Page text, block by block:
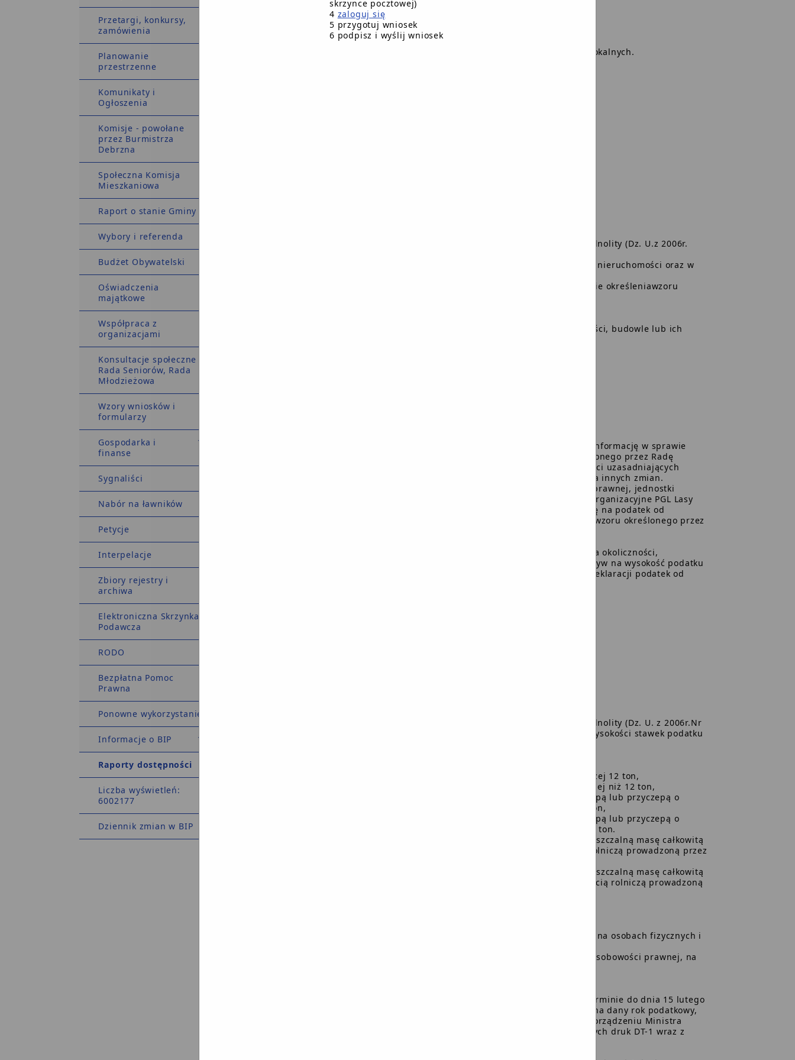
Przetargi, konkursy,
zamówienia
Planowanie
przestrzenne
Komunikaty i
Ogłoszenia
Komisje - powołane
przez Burmistrza
Debrzna
Społeczna Komisja
Mieszkaniowa
Raport o stanie Gminy
Wybory i referenda
Budżet Obywatelski
Oświadczenia
majątkowe
Współpraca z
organizacjami
Konsultacje społeczne
Rada Seniorów, Rada
Młodzieżowa
Wzory wniosków i
formularzy
Gospodarka i
finanse
Sygnaliści
Nabór na ławników
Petycje
Interpelacje
Zbiory rejestry i
archiwa
Elektroniczna Skrzynka
Podawcza
RODO
Bezpłatna Pomoc
Prawna
Ponowne wykorzystanie
Informacje o BIP
Raporty dostępności
Liczba wyświetleń:
6002177
Dziennik zmian w BIP
Insp.ds. wymiaru podatków i opłat lokalnych
pokój nr 23 I-sze piętro
tel. 059 83 35 366 wew.31
Główne sprawy z zakresu opodatkowania nieruchomości oraz innych opłat lokalnych.
Ustawa z dnia 12 stycznia 1991r. o podatkach i opłatach lokalnych - tekst jednolity (Dz. U.z 2006r.
Uchwała Rady Miejskiej w Debrznie w sprawie wysokości stawek podatku od nieruchomości oraz w
Uchwała Rady Miejskiej w Debrznie Nr XLII/262/2005 z 25.11.2005r. w sprawie określeniawzoru
nieruchomości lub obiekty budowlane takie jak: grunty, budynki lub ich części, budowle lub ich
są obowiązane złożyć właściwemu organowi podatkowemu informację w sprawie
podatku od nieruchomości, porządzoną na formularzu według wzoru określonego przez Radę
Miejską w drodze uchwały w terminie 14 dni od dnia wystąpienia okoliczności uzasadniających
powstanie albo wygaśnięcie obowiązku podatkowego lub od dnia zaistnienia innych zmian.
, jednostki organizacyjne oraz spółki nie mające osobowości prawnej, jednostki
organizacyjne Agencji Własności Rolnej Skarbu Państwa, a także jednostki organizacyjne PGL Lasy
Państwowe są obowiązane składać w terminie do dnia 15 stycznia deklarację na podatek od
nieruchomości na dany rok podatkowy, sporządzoną na formularzu według wzoru określonego przez
Jeżeli obowiązek powstał po tym dniu - w terminie 14 dni od dnia zaistnienia okoliczności,
odpowiednio skorygować deklarację w razie zaistnienia zmian mających wpływ na wysokość podatku
w terminie 14 dni od dnia zaistnienia tego zdarzenia wpłacać obliczony w deklaracji podatek od
Ustawa z dnia 12 stycznia 1991r. o podatkach i opłatach lokalnych - tekst jednolity (Dz. U. z 2006r.Nr
121, poz.844 ze zmianami). Uchwała Rady Miejskiej w Debrznie w sprawie wysokości stawek podatku
1)samochody ciężarowe o dopuszczalnej masie całkowitej od 3,5 tony i poniżej 12 ton,
2) samochody ciężarowe o dopuszczalnej masie całkowitej równiej lub wyższej niż 12 ton,
3) ciągniki siodłowe i balastowe przystosowane do używania łącznie z naczepą lub przyczepą o
dopuszczalnej masie całkowitej zespołu pojazdów od 3,5 tony i poniżej 12 ton,
4) ciągniki siodłowe i balastowe przystosowane do używania łącznie z naczepą lub przyczepą o
dopuszczalnej masie całkowitej zespołu pojazdów równej lub wyższej niż 12 ton.
5) przyczepy i naczepy, które łącznie z pojazdem silnikowym posiadają dopuszczalną masę całkowitą
o 7 ton i poniżej 12 ton, z wyjątkiem związanych wyłącznie z działalnością rolniczą prowadzoną przez
6) przyczepy i naczepy, które łącznie z pojazdem silnikowym posiadają dopuszczalną masę całkowitą
równą lub wyższą niż 12 ton, z wyjątkiem związanych wyłącznie z działalnością rolniczą prowadzoną
Obowiązek podatkowy w zakresie podatku od środków transportowych ciąży na osobach fizycznych i
Jak właścicieli traktuje się również jednostki organizacyjne nieposiadające osobowości prawnej, na
Podmioty, na których ciąży obowiązek podatkowy, są obowiązane złożyć w terminie do dnia 15 lutego
organowi podatkowemu deklarację na podatek od środków transportowych na dany rok podatkowy,
sporządzone na formularzu według ustalonego wzoru , określonego w rozporządzeniu Ministra
Finansów z w sprawie wzoru deklaracji na podatek od środków transportowych druk DT-1 wraz z
skrzynce pocztowej)
4 zaloguj się
5 przygotuj wniosek
6 podpisz i wyślij wniosek